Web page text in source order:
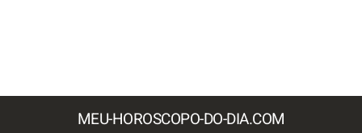
MEU-HOROSCOPO-DO-DIA.COM